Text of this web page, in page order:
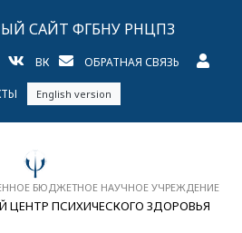
САЙТ ФГБНУ РНЦПЗ
ВК ОБРАТНАЯ СВЯЗЬ
English version
БЮДЖЕТНОЕ НАУЧНОЕ УЧРЕЖДЕНИЕ
ЦЕНТР ПСИХИЧЕСКОГО ЗДОРОВЬЯ